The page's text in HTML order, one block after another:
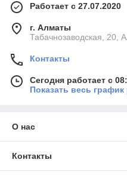
Работает с 27.07.2020
г. Алматы
Табачнозаводская, 20,
Контакты
Сегодня работает с
Показать весь
О нас
Контакты